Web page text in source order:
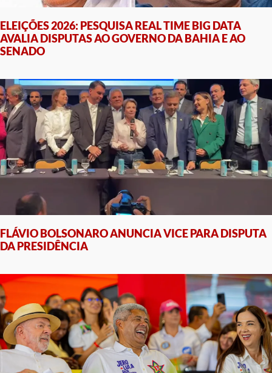
ELEIÇÕES 2026: PESQUISA REAL TIME BIG DATA
AVALIA DISPUTAS AO GOVERNO DA BAHIA E AO
SENADO
FLÁVIO BOLSONARO ANUNCIA VICE PARA DISPUTA
DA PRESIDÊNCIA